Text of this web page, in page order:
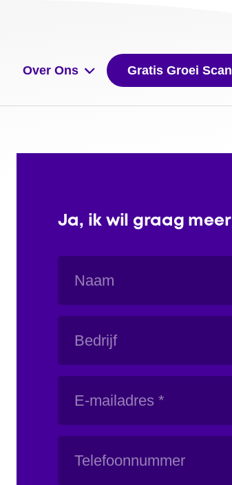
Over Ons Gratis Groei Scan
Ja, ik wil graag
mailadres